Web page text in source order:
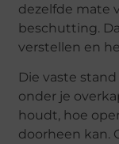
dezelfde mate
beschutting.
verstellen en
Die vaste
onder je
houdt, hoe
doorheen kan.